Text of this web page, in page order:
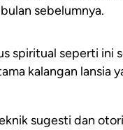
sebelumnya.
spiritual seperti ini
kalangan lansia
sugesti dan